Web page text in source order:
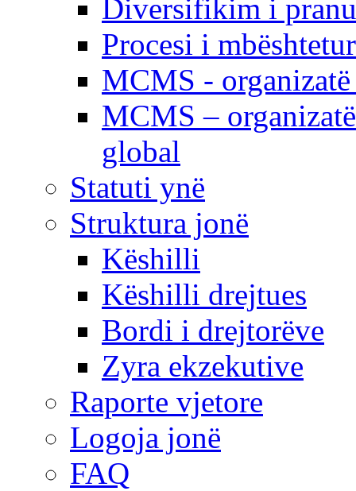
Diversifikim i
Procesi i
MCMS -
MCMS –
global
Statuti ynë
Struktura jonë
Këshilli
Këshilli drejtues
Bordi i drejtorëve
Zyra ekzekutive
Raporte vjetore
Logoja jonë
FAQ